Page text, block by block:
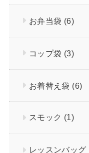
お弁当袋 (6)
コップ袋 (3)
お着替え袋 (6)
スモック (1)
レッスンバッグ